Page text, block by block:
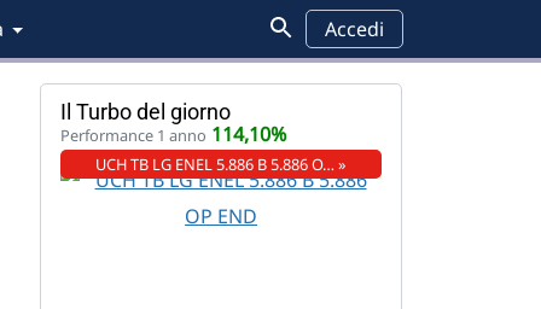
Accedi
Il Turbo del giorno
Performance 1 anno 114,10%
UCH TB LG ENEL 5.886 B 5.886 O… »